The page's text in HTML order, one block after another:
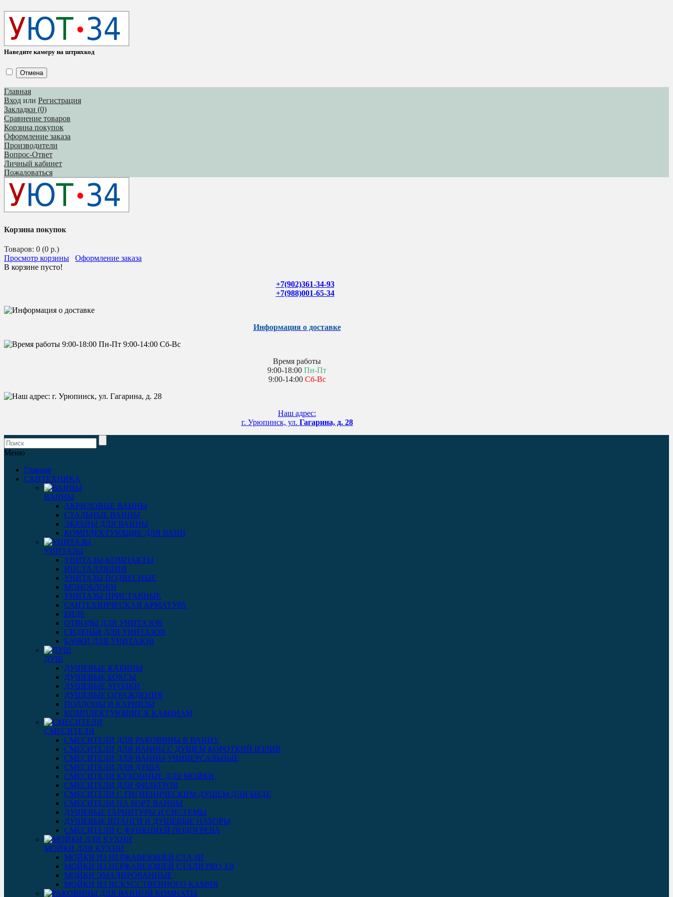
Наведите камеру на штрихкод
Отмена
Главная
Вход или Регистрация
Закладки (0)
Сравнение товаров
Корзина покупок
Оформление заказа
Производители
Вопрос-Ответ
Личный кабинет
Пожаловаться
Корзина покупок
Товаров: 0 (0 р.)
Просмотр корзины
Оформление заказа
В корзине пусто!
+7(902)361-34-93
+7(988)001-65-34
Информация о доставке
Время работы
9:00-18:00 Пн-Пт
9:00-14:00 Сб-Вс
Наш адрес:
г. Урюпинск, ул. Гагарина, д. 28
Меню
Главная
САНТЕХНИКА
ВАННЫ
АКРИЛОВЫЕ ВАННЫ
СТАЛЬНЫЕ ВАННЫ
ЭКРАНЫ ДЛЯ ВАННЫ
КОМПЛЕКТУЮЩИЕ ДЛЯ ВАНН
УНИТАЗЫ
УНИТАЗЫ-КОМПАКТЫ
ИНСТАЛЛЯЦИИ
УНИТАЗЫ ПОДВЕСНЫЕ
МОНОБЛОКИ
УНИТАЗЫ ПРИСТАВНЫЕ
САНТЕХНИЧЕСКАЯ АРМАТУРА
БИДЕ
ОТВОДЫ ДЛЯ УНИТАЗОВ
СИДЕНЬЯ ДЛЯ УНИТАЗОВ
БАЧКИ ДЛЯ УНИТАЗОВ
ДУШ
ДУШЕВЫЕ КАБИНЫ
ДУШЕВЫЕ БОКСЫ
ДУШЕВЫЕ УГОЛКИ
ДУШЕВЫЕ ОГРАЖДЕНИЯ
ПОДДОНЫ И КАРНИЗЫ
КОМПЛЕКТУЮЩИЕ К КАБИНАМ
СМЕСИТЕЛИ
СМЕСИТЕЛИ ДЛЯ РАКОВИНЫ В ВАННУ
СМЕСИТЕЛИ ДЛЯ ВАННЫ С ДУШЕМ КОРОТКИЙ ИЗЛИВ
СМЕСИТЕЛИ ДЛЯ ВАННЫ УНИВЕРСАЛЬНЫЕ
СМЕСИТЕЛИ ДЛЯ ДУША
СМЕСИТЕЛИ КУХОННЫЕ ДЛЯ МОЙКИ
СМЕСИТЕЛИ ДЛЯ ФИЛЬТРОВ
СМЕСИТЕЛИ С ГИГИЕНИЧЕСКИМ ДУШЕМ ДЛЯ БИДЕ
СМЕСИТЕЛИ НА БОРТ ВАННЫ
ДУШЕВЫЕ ГАРНИТУРЫ И СИСТЕМЫ
ДУШЕВЫЕ ШТАНГИ И ДУШЕВЫЕ НАБОРЫ
СМЕСИТЕЛИ С ФУНКЦИЕЙ ПОДОГРЕВА
МОЙКИ ДЛЯ КУХНИ
МОЙКИ ИЗ НЕРЖАВЕЮЩЕЙ СТАЛИ
МОЙКИ ИЗ НЕРЖАВЕЮЩЕЙ СТАЛИ PRO 3.0
МОЙКИ ЭМАЛИРОВАННЫЕ
МОЙКИ ИЗ ИСКУССТВЕННОГО КАМНЯ